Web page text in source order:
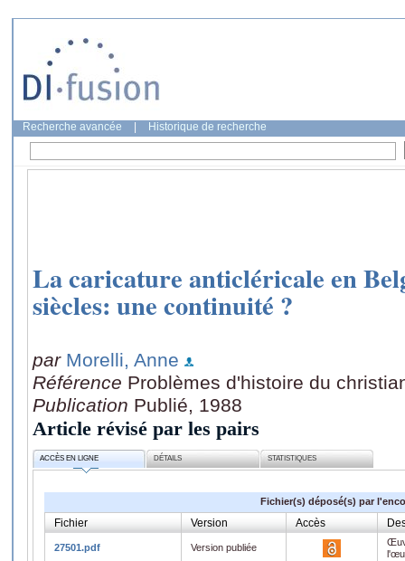
Recherche avancée Historique de recherche
La caricature anticléricale en
siècles: une continuité ?
par Morelli, Anne
Référence Problèmes d'histoire du
Publication Publié, 1988
Article révisé par les pairs
ACCÈS EN LIGNE DÉTAILS STATISTIQUES
Fichier(s) déposé(s) par
Fichier Version Accès
27501.pdf Version publiée